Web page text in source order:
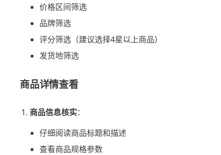
价格区间筛选
品牌筛选
评分筛选（建议选择4星以上商品）
发货地筛选
商品详情查看
商品信息核实：
仔细阅读商品标题和描述
查看商品规格参数